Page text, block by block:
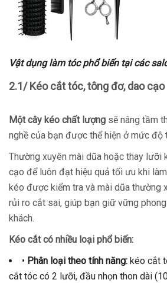
Vật dụng làm tóc phổ biến tại các
2.1/ Kéo cắt tóc, tông đơ, dao cạo
Một cây kéo chất lượng sẽ nâng tầm
nghề của bạn được thể hiện ở mức độ
Thường xuyên mài dũa hoặc thay
cạo để luôn đạt hiệu quả tối ưu khi
kéo được kiểm tra và mài dũa thường
rủi ro cắt sai, giúp bạn giữ vững
khách.
Kéo cắt có nhiều loại phổ biến:
• Phân loại theo tính năng: kéo cắt
cắt tóc có 2 lưỡi, đầu nhọn thon dài